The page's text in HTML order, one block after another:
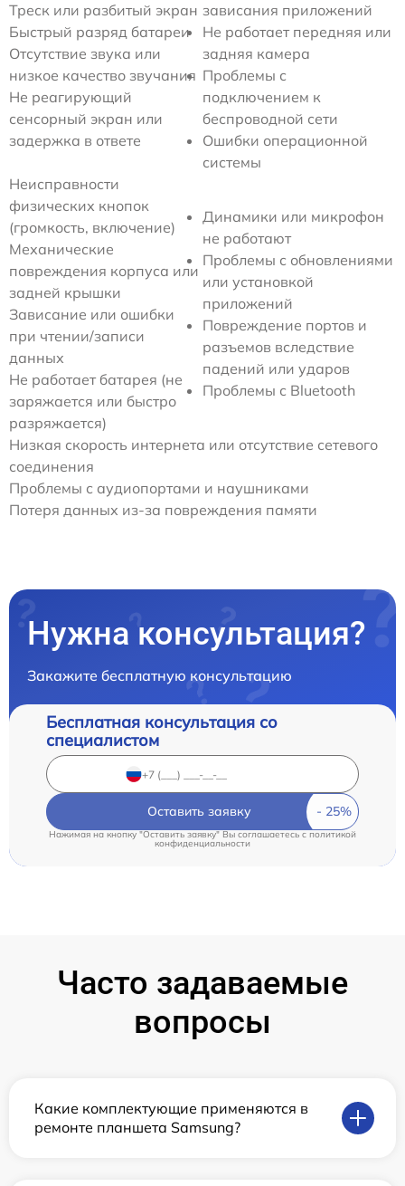
Треск или разбитый экран
Быстрый разряд батареи
Отсутствие звука или
низкое качество звучания
Не реагирующий
сенсорный экран или
задержка в ответе
зависания приложений
Не работает передняя или
задняя камера
Проблемы с
подключением к
беспроводной сети
Ошибки операционной
системы
Неисправности
физических кнопок
(громкость, включение)
Механические
повреждения корпуса или
задней крышки
Зависание или ошибки
при чтении/записи
данных
Не работает батарея (не
заряжается или быстро
разряжается)
Динамики или микрофон
не работают
Проблемы с обновлениями
или установкой
приложений
Повреждение портов и
разъемов вследствие
падений или ударов
Проблемы с Bluetooth
Низкая скорость интернета или отсутствие сетевого
соединения
Проблемы с аудиопортами и наушниками
Потеря данных из-за повреждения памяти
Нужна консультация?
Закажите бесплатную консультацию
Бесплатная консультация со
специалистом
Оставить заявку
Нажимая на кнопку "Оставить заявку" Вы соглашаетесь c политикой
конфиденциальности
Часто задаваемые
вопросы
Какие комплектующие применяются в
ремонте планшета Samsung?